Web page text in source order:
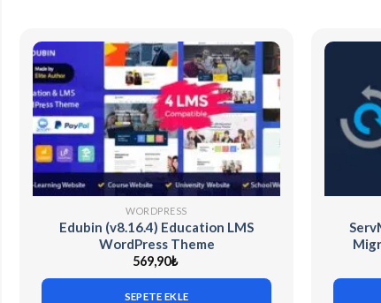
WORDPRESS
Edubin (v8.16.4) Education LMS
WordPress Theme
569,90₺
SEPETE EKLE